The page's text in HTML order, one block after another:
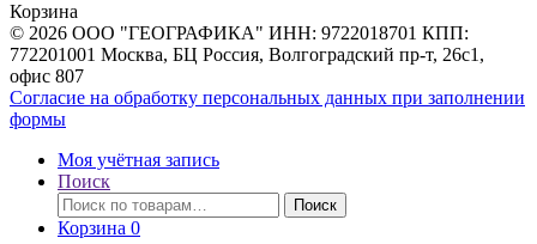
Корзина
© 2026 ООО "ГЕОГРАФИКА" ИНН: 9722018701 КПП:
772201001 Москва, БЦ Россия, Волгоградский пр-т, 26с1,
офис 807
Согласие на обработку персональных данных при заполнении
формы
Моя учётная запись
Поиск
Искать:
Поиск
Корзина 0